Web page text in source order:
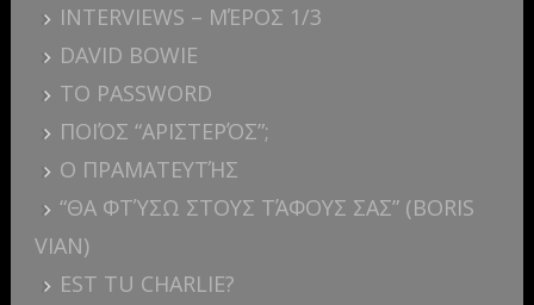
INTERVIEWS – ΜΈΡΟΣ 1/3
DAVID BOWIE
ΤΟ PASSWORD
ΠΟΙΌΣ “ΑΡΙΣΤΕΡΌΣ”;
Ο ΠΡΑΜΑΤΕΥΤΉΣ
“ΘΑ ΦΤΎΣΩ ΣΤΟΥΣ ΤΆΦΟΥΣ ΣΑΣ” (BORIS
VIAN)
EST TU CHARLIE?